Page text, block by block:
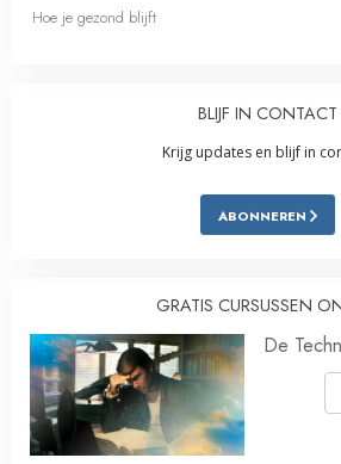
Hoe je gezond blijft
BLIJF IN CONTACT
Krijg updates en blijf in
ABONNEREN
GRATIS CURSUSSEN
De